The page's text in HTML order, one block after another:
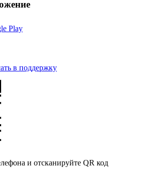
Play
в поддержку
и отсканируйте QR код